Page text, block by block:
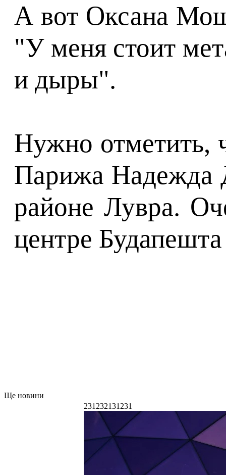
А вот Оксана
"У меня стоит
и дыры".
Нужно отметить,
Парижа Надежда
районе Лувра.
центре
Ще новини
231232131231